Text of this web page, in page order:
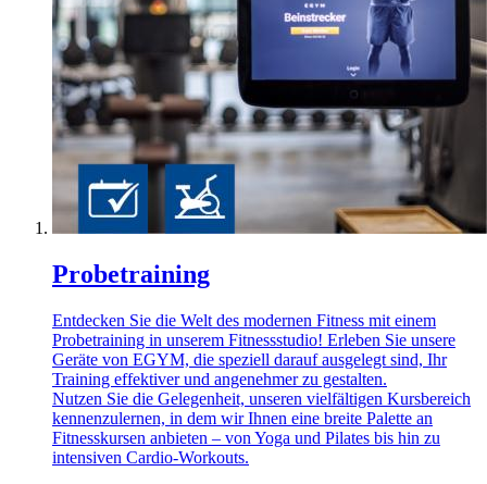
Probetraining
Entdecken Sie die Welt des modernen Fitness mit einem
Probetraining in unserem Fitnessstudio! Erleben Sie unsere
Geräte von EGYM, die speziell darauf ausgelegt sind, Ihr
Training effektiver und angenehmer zu gestalten.
Nutzen Sie die Gelegenheit, unseren vielfältigen Kursbereich
kennenzulernen, in dem wir Ihnen eine breite Palette an
Fitnesskursen anbieten – von Yoga und Pilates bis hin zu
intensiven Cardio-Workouts.